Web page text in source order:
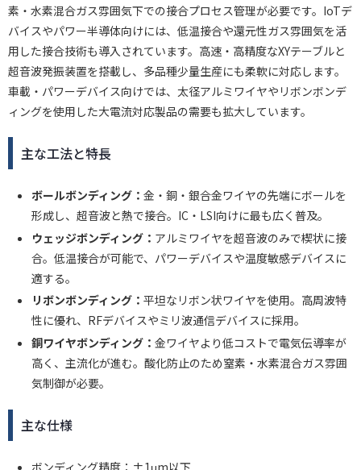
素・水素混合ガス雰囲気下での接合プロセス管理が必要です。IoTデ
バイスやパワー半導体向けには、低温接合や還元性ガス雰囲気を活
用した接合技術も導入されています。高速・高精度なXYテーブルと
超音波発振装置を搭載し、多品種少量生産にも柔軟に対応します。
車載・パワーデバイス向けでは、太径アルミワイヤやリボンボンデ
ィングを使用した大電流対応製品の需要も拡大しています。
主な工法と特長
ボールボンディング： 金・銅・銀合金ワイヤの先端にボールを
形成し、超音波と熱で接合。IC・LSI向けに最も広く普及。
ウェッジボンディング： アルミワイヤを超音波のみで楔状に接
合。低温接合が可能で、パワーデバイスや温度敏感デバイスに
適する。
リボンボンディング： 平坦なリボン状ワイヤを使用。高周波特
性に優れ、RFデバイスやミリ波通信デバイスに採用。
銅ワイヤボンディング： 金ワイヤより低コストで電気伝導率が
高く、主流化が進む。酸化防止のため窒素・水素混合ガス雰囲
気制御が必要。
主な仕様